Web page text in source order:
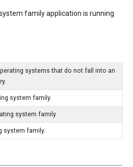
family application is running
systems that do not fall into an
system family.
system family.
system family.